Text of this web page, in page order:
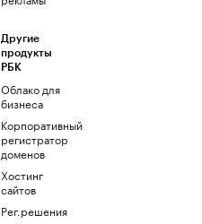
Другие
продукты
РБК
Облако для
бизнеса
Корпоративный
регистратор
доменов
Хостинг
сайтов
Рег.решения